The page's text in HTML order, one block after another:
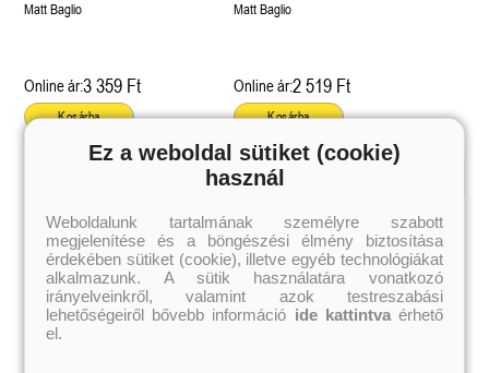
Matt Baglio
Online ár:3 359 Ft
Kosárba
Matt Baglio
Online ár:2 519 Ft
Kosárba
Külföldiek
Brigid Kemmerer
Cassandra Clare
Colleen Hoover
Elle Kennedy
Erin Watt
Holly Webb
Magyarok
Ashley Carrigan
Benina
Bessenyei Gábor
Bodor Attila
Böszörményi Gyula
Ez a weboldal sütiket (cookie)
használ
Weboldalunk tartalmának személyre szabott
megjelenítése és a böngészési élmény biztosítása
érdekében sütiket (cookie), illetve egyéb technológiákat
alkalmazunk. A sütik használatára vonatkozó
irányelveinkről, valamint azok testreszabási
lehetőségeiről bővebb információ ide kattintvaérhető
el.